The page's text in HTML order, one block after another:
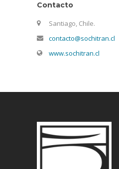
Contacto
Santiago, Chile.
contacto@sochitran.cl
www.sochitran.cl